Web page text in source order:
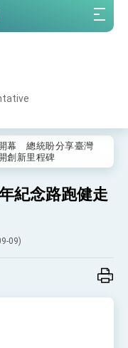
流合作
幕 總統盼分享臺灣
創新里程碑
業展」預告短片，向
的創新能量
強調臺灣人有權利
盼化分歧為團結、為
紀念路跑健走
09)